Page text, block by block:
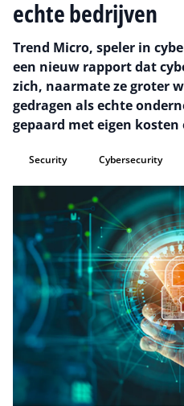
echte bedrijven
Trend Micro, speler in
een nieuw rapport dat
zich, naarmate ze groter
gedragen als echte
gepaard met eigen
Security Cybersecurity